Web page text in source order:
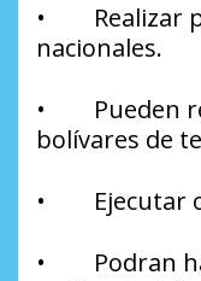
• Realizar
nacionales.
• Pueden
bolívares de
• Ejecutar
• Podran